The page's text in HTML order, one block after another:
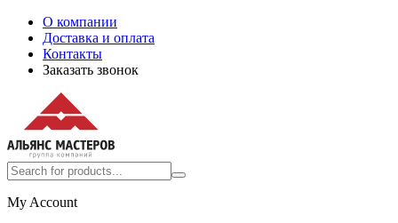
О компании
Доставка и оплата
Контакты
Заказать звонок
My Account